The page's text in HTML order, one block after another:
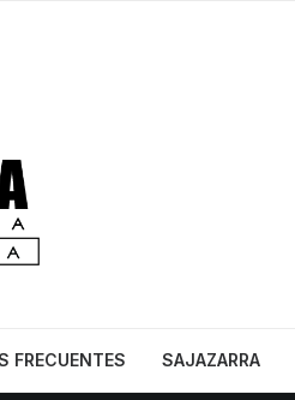
FRECUENTES SAJAZARRA